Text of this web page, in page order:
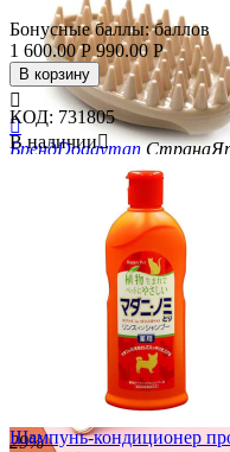
Бонусные баллы: баллов
1 600.00 Р 990.00 Р
В корзину


БрендDoggyman Страна
КОД: 731805
В наличии
29%
Шампунь-кондиционер